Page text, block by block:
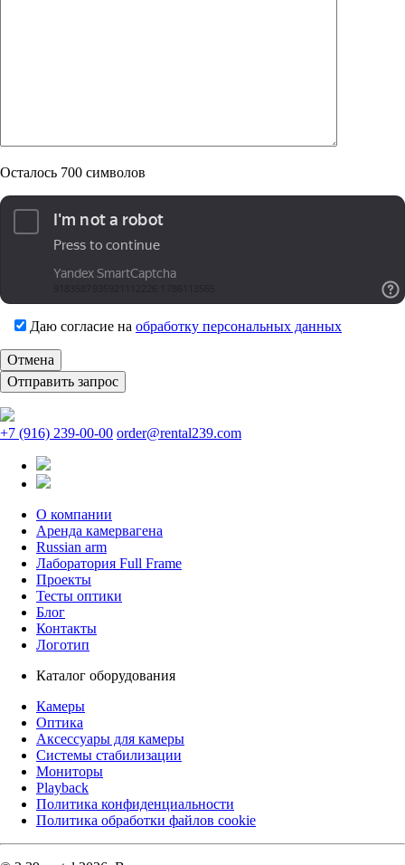
Осталось 700 символов
Даю согласие на обработку персональных данных
Отмена
+7 (916) 239-00-00 order@rental239.com
О компании
Аренда камервагена
Russian arm
Лаборатория Full Frame
Проекты
Тесты оптики
Блог
Контакты
Логотип
Каталог оборудования
Камеры
Оптика
Аксессуары для камеры
Системы стабилизации
Мониторы
Playback
Политика конфиденциальности
Политика обработки файлов cookie